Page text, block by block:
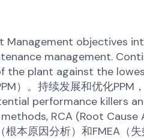
objectives
management.
the plant against the
）。持续发展和优化PPM
performance killers
RCA (Root Cause
根本原因分析）和FMEA（